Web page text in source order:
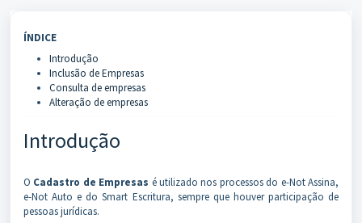
ÍNDICE
Introdução
Inclusão de Empresas
Consulta de empresas
Alteração de empresas
Introdução
O Cadastro de Empresas é utilizado nos processos do e-Not Assina,
e-Not Auto e do Smart Escritura, sempre que houver participação de
pessoas jurídicas.